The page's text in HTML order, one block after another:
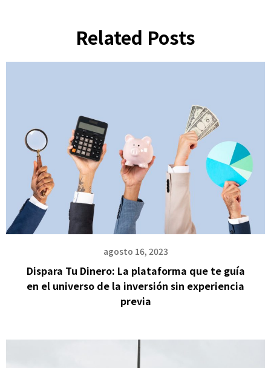
Related Posts
agosto 16, 2023
Dispara Tu Dinero: La plataforma que te guía
en el universo de la inversión sin experiencia
previa